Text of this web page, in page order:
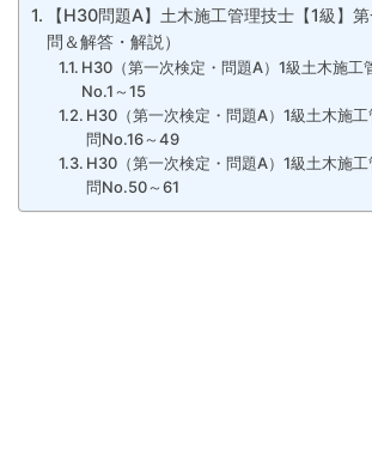
【H30問題A】土木施工管理技士【1級】
問＆解答・解説）
H30（第一次検定・問題A）1級土木施
No.1～15
H30（第一次検定・問題A）1級土木施
問No.16～49
H30（第一次検定・問題A）1級土木施
問No.50～61